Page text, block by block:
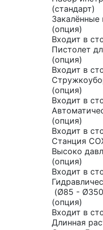
(стандарт)
Закалённые
(опция)
Входит в
Пистолет
(опция)
Входит в
(опция)
Входит в
(опция)
Входит в
Станция
Высоко
(опция)
Входит в
(Ø85 -
(опция)
Входит в
Длинная